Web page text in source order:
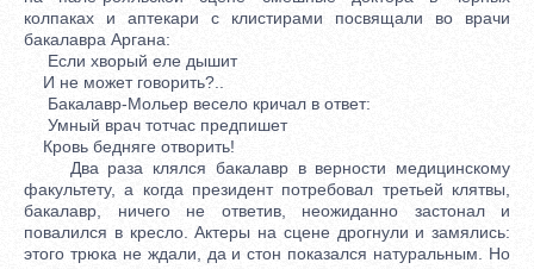
колпаках и аптекари с клистирами посвящали во врачи
бакалавра Аргана:
Если хворый еле дышит
И не может говорить?..
Бакалавр-Мольер весело кричал в ответ:
Умный врач тотчас предпишет
Кровь бедняге отворить!
Два раза клялся бакалавр в верности медицинскому
факультету, а когда президент потребовал третьей клятвы,
бакалавр, ничего не ответив, неожиданно застонал и
повалился в кресло. Актеры на сцене дрогнули и замялись:
этого трюка не ждали, да и стон показался натуральным. Но